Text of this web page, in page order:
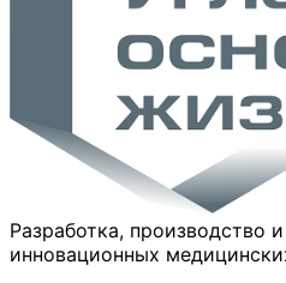
Разработка, производство
инновационных